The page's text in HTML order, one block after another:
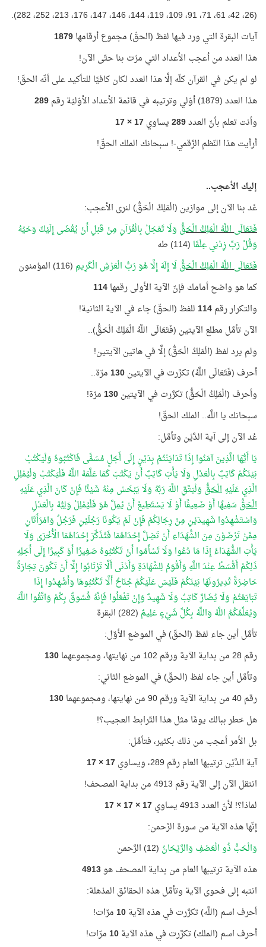
(26، 42، 61، 71، 91، 109، 119، 144، 146، 147، 176، 213، 252، 282).
آيات البقرة التي ورد فيها لفظ (الحقّ) مجموع أرقامها1879
هذا العدد من أعجب الأعداد التي مرّت بنا حتّى الآن!
لو لم يكن في القرآن كلّه إلَّا هذا العدد لكان كافيًا للتأكيد على أنّه الحقّ!
هذا العدد (1879) أوّلي وترتيبه في قائمة الأعداد الأوّليّة رقم
289
وأنت تعلم بأنّ العدد289يساوي17 × 17
أرأيت هذا النّظم الرَّقمي-! سبحانك الملك الحقّ!
إليك الأعجب..
عُد بنا الآن إلى موازين (الْمَلِكُ الْحَقُّ) لنرى الأعجب:
فَتَعَالَى اللَّهُ الْمَلِكُ الْحَقُّ وَلَا تَعْجَلْ بِالْقُرْآنِ مِنْ قَبْلِ أَنْ يُقْضَى إِلَيْكَ وَحْيُهُ
وَقُلْ رَبِّ زِدْنِي عِلْمًا (114) طه
فَتَعَالَى اللَّهُ الْمَلِكُ الْحَقُّ لَا إِلَهَ إِلَّا هُوَ رَبُّ الْعَرْشِ الْكَرِيمِ (116) المؤمنون
كما هو واضح أمامك فإنّ الآية الأولى رقمها114
والتكرار رقم114للفظ (الحقّ) جاء في الآية الثانية!
الآن تأمَّل مطلع الآيتين (فَتَعَالَى اللَّهُ الْمَلِكُ الْحَقُّ)..
ولم يرد لفظ (الْمَلِكُ الْحَقُّ) إلَّا في هاتين الآيتين!
أحرف (فَتَعَالَى اللَّهُ) تكرَّرت في الآيتين130مرّة..
وأحرف (الْمَلِكُ الْحَقُّ) تكرَّرت في الآيتين130مرّة!
سبحانك يا اللَّه.. الملك الحقّ!
عُد الآن إلى آية الدَّيْن وتأمَّل:
يَا أَيُّهَا الَّذِينَ آمَنُوا إِذَا تَدَايَنْتُمْ بِدَيْنٍ إِلَى أَجَلٍ مُسَمًّى فَاكْتُبُوهُ وَلْيَكْتُبْ
بَيْنَكُمْ كَاتِبٌ بِالْعَدْلِ وَلَا يَأْبَ كَاتِبٌ أَنْ يَكْتُبَ كَمَا عَلَّمَهُ اللَّهُ فَلْيَكْتُبْ وَلْيُمْلِلِ
الَّذِي عَلَيْهِالْحَقُّ وَلْيَتَّقِ اللَّهَ رَبَّهُ وَلَا يَبْخَسْ مِنْهُ شَيْئًا فَإِنْ كَانَ الَّذِي عَلَيْهِ
الْحَقُّ سَفِيهًا أَوْ ضَعِيفًا أَوْ لَا يَسْتَطِيعُ أَنْ يُمِلَّ هُوَ فَلْيُمْلِلْ وَلِيُّهُ بِالْعَدْلِ
وَاسْتَشْهِدُوا شَهِيدَيْنِ مِنْ رِجَالِكُمْ فَإِنْ لَمْ يَكُونَا رَجُلَيْنِ فَرَجُلٌ وَامْرَأَتَانِ
مِمَّنْ تَرْضَوْنَ مِنَ الشُّهَدَاءِ أَنْ تَضِلَّ إِحْدَاهُمَا فَتُذَكِّرَ إِحْدَاهُمَا الْأُخْرَى وَلَا
يَأْبَ الشُّهَدَاءُ إِذَا مَا دُعُوا وَلَا تَسْأَمُوا أَنْ تَكْتُبُوهُ صَغِيرًا أَوْ كَبِيرًا إِلَى أَجَلِهِ
ذَلِكُمْ أَقْسَطُ عِنْدَ اللَّهِ وَأَقْوَمُ لِلشَّهَادَةِ وَأَدْنَى أَلَّا تَرْتَابُوا إِلَّا أَنْ تَكُونَ تِجَارَةً
حَاضِرَةً تُدِيرُونَهَا بَيْنَكُمْ فَلَيْسَ عَلَيْكُمْ جُنَاحٌ أَلَّا تَكْتُبُوهَا وَأَشْهِدُوا إِذَا
تَبَايَعْتُمْ وَلَا يُضَارَّ كَاتِبٌ وَلَا شَهِيدٌ وَإِنْ تَفْعَلُوا فَإِنَّهُ فُسُوقٌ بِكُمْ وَاتَّقُوا اللَّهَ
وَيُعَلِّمُكُمُ اللَّهُ وَاللَّهُ بِكُلِّ شَيْءٍ عَلِيمٌ (282) البقرة
تأمَّل أين جاء لفظ (الحقّ) في الموضع الأوّل:
رقم 28 من بداية الآية ورقم 102 من نهايتها، ومجموعهما
130
وتأمَّل أين جاء لفظ (الحقّ) في الموضع الثاني:
رقم 40 من بداية الآية ورقم 90 من نهايتها، ومجموعهما
130
هل خطر ببالك يومًا مثل هذا التّرابط العجيب؟!
بل الأمر أعجب من ذلك بكثير، فتأمَّل:
آية الدَّيْن ترتيبها العام رقم 289، ويساوي
17 × 17
انتقل الآن إلى الآية رقم 4913 من بداية المصحف!
لماذا؟! لأنّ العدد 4913 يساوي
17 × 17 × 17
إنّها هذه الآية من سورة الرَّحمن:
وَالْحَبُّ ذُو الْعَصْفِ وَالرَّيْحَانُ (12) الرَّحمن
هذه الآية ترتيبها العام من بداية المصحف هو4913
انتبه إلى فحوى الآية وتأمَّل هذه الحقائق المذهلة:
أحرف اسم (اللَّه) تكرَّرت في هذه الآية10مرّات!
أحرف اسم (الملك) تكرَّرت في هذه الآية10مرّات!